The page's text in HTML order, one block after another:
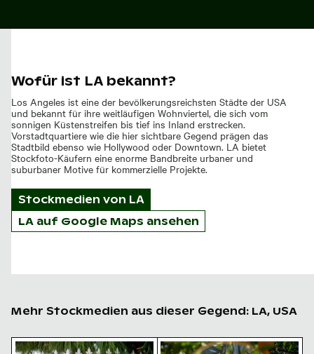
Wofür ist LA bekannt?
Los Angeles ist eine der bevölkerungsreichsten Städte der USA
und bekannt für ihre weitläufigen Wohnviertel, die sich vom
sonnigen Küstenstreifen bis tief ins Inland erstrecken.
Vorstadtquartiere wie die hier sichtbare Gegend prägen das
Stadtbild ebenso wie Hollywood oder Downtown. LA bietet
Stockfoto-Käufern eine enorme Bandbreite urbaner und
suburbaner Motive für kommerzielle Projekte.
Stockmedien von LA
LA auf Google Maps ansehen
Mehr Stockmedien aus dieser Gegend: LA, USA
Vintage Briefkasten auf schmiedeeisernem Ständer
Nahaufnahme einer reifen